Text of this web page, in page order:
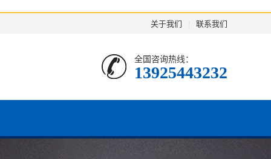
关于我们 联系我们
全国咨询热线：
13925443232